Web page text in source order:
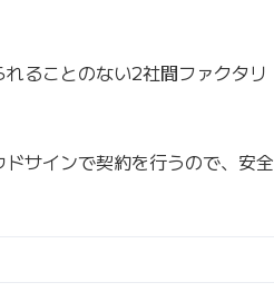
ることのない2社間ファクタリ
サインで契約を行うので、安全